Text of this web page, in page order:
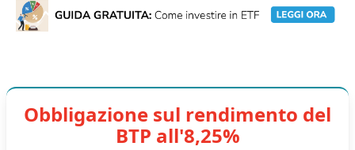
Obbligazione sul rendimento del
BTP all'8,25%